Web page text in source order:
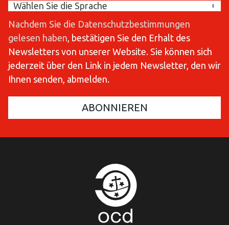
Nachdem Sie die Datenschutzbestimmungen
gelesen haben, bestätigen Sie den Erhalt des
Newsletters von unserer Website. Sie können sich
jederzeit über den Link in jedem Newsletter, den wir
Ihnen senden, abmelden.